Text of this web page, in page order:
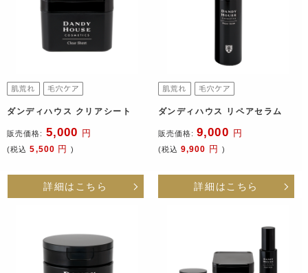
ダンディハウス クリアシート
販売価格: 5,000 円
(税込 5,500 円)
詳細はこちら
ダンディハウス リペアセラム
販売価格: 9,000 円
(税込 9,900 円 )
詳細はこちら